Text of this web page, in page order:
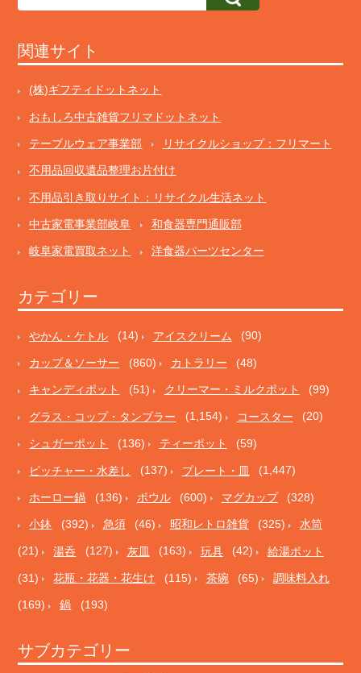
関連サイト
(株)ギフティドットネット
おもしろ中古雑貨フリマドットネット
テーブルウェア事業部 リサイクルショップ：フリマート
不用品回収遺品整理お片付け
不用品引き取りサイト：リサイクル生活ネット
中古家電事業部岐阜 和食器専門通販部
岐阜家電買取ネット 洋食器パーツセンター
カテゴリー
やかん・ケトル (14) アイスクリーム (90)
カップ＆ソーサー (860) カトラリー (48)
キャンディポット (51) クリーマー・ミルクポット (99)
グラス・コップ・タンブラー (1,154) コースター (20)
シュガーポット (136) ティーポット (59)
ピッチャー・水差し (137) プレート・皿 (1,447)
ホーロー鍋 (136) ボウル (600) マグカップ (328)
小鉢 (392) 急須 (46) 昭和レトロ雑貨 (325) 水筒
(21) 湯呑 (127) 灰皿 (163) 玩具 (42) 給湯ポット
(31) 花瓶・花器・花生け (115) 茶碗 (65) 調味料入れ
(169) 鍋 (193)
サブカテゴリー